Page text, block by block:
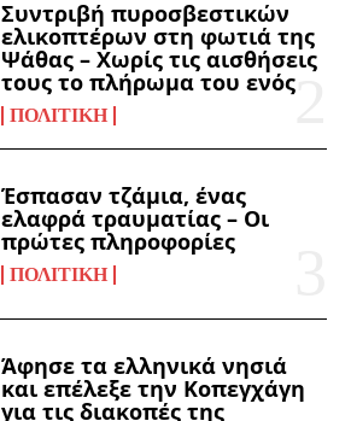
Συντριβή πυροσβεστικών
ελικοπτέρων στη φωτιά της
Ψάθας – Χωρίς τις αισθήσεις
τους το πλήρωμα του ενός
ΠΟΛΙΤΙΚΉ
Έσπασαν τζάμια, ένας
ελαφρά τραυματίας – Οι
πρώτες πληροφορίες
ΠΟΛΙΤΙΚΉ
Άφησε τα ελληνικά νησιά
και επέλεξε την Κοπεγχάγη
για τις διακοπές της